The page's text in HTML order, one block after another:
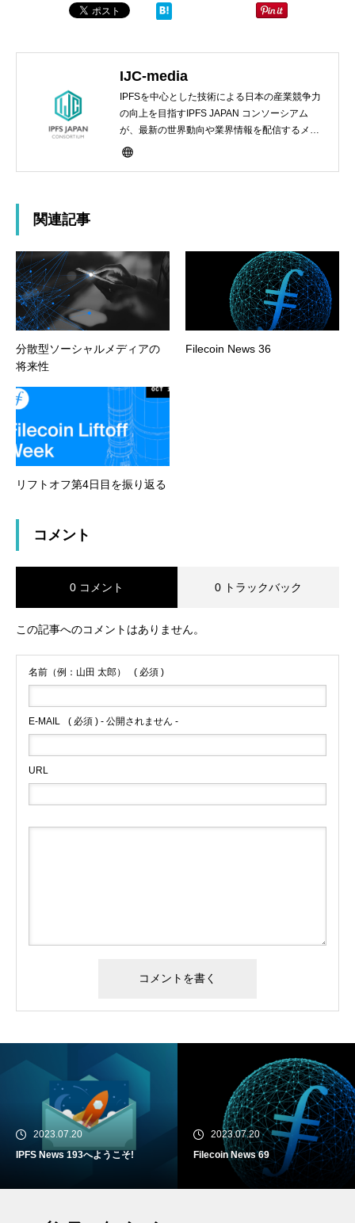
IJC-media
IPFSを中心とした技術による日本の産業競争力
の向上を目指すIPFS JAPAN コンソーシアム
が、最新の世界動向や業界情報を配信するメデ
ィアサイト
関連記事
分散型ソーシャルメディアの
将来性
Filecoin News 36
リフトオフ第4日目を振り返る
コメント
0 コメント 0 トラックバック
この記事へのコメントはありません。
名前（例：山田 太郎） ( 必須 )
E-MAIL ( 必須 ) - 公開されません -
URL
2023.07.20
IPFS News 193へようこそ!
2023.07.20
Filecoin News 69